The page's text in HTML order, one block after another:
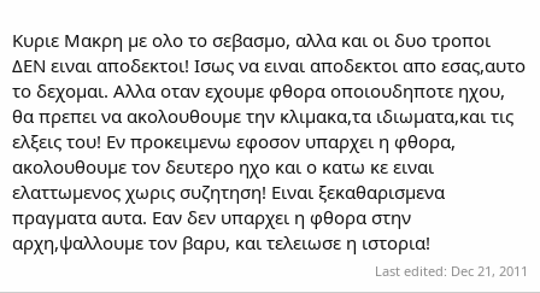
υπάρχει και η περίπτωση του χαμηλωμένου Ζω και Νη, αλλά αυτό
είναι άλλη συζήτηση).
Τι συμβαίνει λοιπόν εδώ; Το πράγμα κατ' εμέ είναι ξεκάθαρο.
Κάποια στιγμή (τον 19ο αι.;;
επικράτησε ο βαρύς διατονικός
να ψάλλεται ως χουζάμ. Το χουζάμ, εάν τοποθετηθεί στον Ζω, έχει
ακριβώς τα χαρακτηριστικά που συζητάμε. Η φθορά μπαίνει
επικουρικά, ιδιαίτερα όταν κάποια στιγμή πρέπει να αλλάξει το
άκουσμα σε α΄ ήχο ("Τον Δεσπότην και Αρχιερέα").
Και έρχομαι στην αρχική ερώτηση του κ. Παπαπέτρου: Γιατί
άραγε στο "Ότι Σωτήρα έτεκες" το Δι-Κε-Ζω ψάλλεται διατονικά,
ισχυούσης ακόμη της φθοράς, ενώ στην ακριβώς ανάλογη
περίπτωση του "Τον Δεσπότην και Αρχιερέα" συνηθίζεται ο
Κυριε Μακρη με ολο το σεβασμο, αλλα και οι δυο τροποι
ΔΕΝ ειναι αποδεκτοι! Ισως να ειναι αποδεκτοι απο εσας,αυτο
το δεχομαι. Αλλα οταν εχουμε φθορα οποιουδηποτε ηχου,
θα πρεπει να ακολουθουμε την κλιμακα,τα ιδιωματα,και τις
ελξεις του! Εν προκειμενω εφοσον υπαρχει η φθορα,
ακολουθουμε τον δευτερο ηχο και ο κατω κε ειναι
ελαττωμενος χωρις συζητηση! Ειναι ξεκαθαρισμενα
πραγματα αυτα. Εαν δεν υπαρχει η φθορα στην
αρχη,ψαλλουμε τον βαρυ, και τελειωσε η ιστορια!
Last edited: Dec 21, 2011